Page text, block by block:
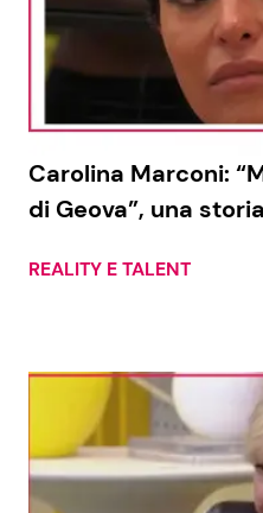
Carolina Marconi:
di Geova”, una
REALITY E TALENT